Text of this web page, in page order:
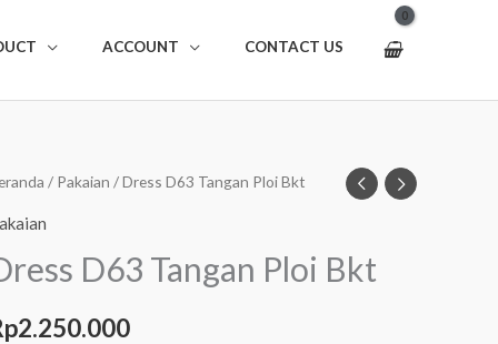
ACCOUNT CONTACT US
/ Pakaian / Dress D63 Tangan Ploi Bkt
D63 Tangan Ploi Bkt
2.250.000